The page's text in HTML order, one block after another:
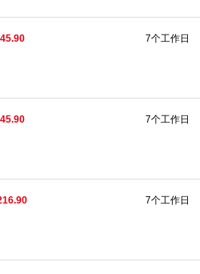
7个工作日
7个工作日
7个工作日